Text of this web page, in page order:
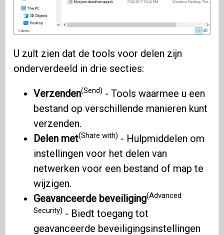
U zult zien dat de tools voor delen zijn
onderverdeeld in drie secties:
Verzenden(Send) - Tools waarmee u een
bestand op verschillende manieren kunt
verzenden.
Delen met(Share with) - Hulpmiddelen om
instellingen voor het delen van
netwerken voor een bestand of map te
wijzigen.
Geavanceerde beveiliging(Advanced
Security) - Biedt toegang tot
geavanceerde beveiligingsinstellingen